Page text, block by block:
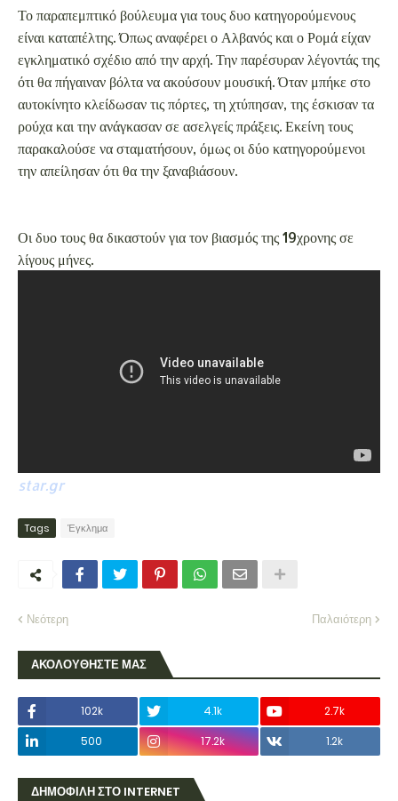
Το παραπεμπτικό βούλευμα για τους δυο κατηγορούμενους
είναι καταπέλτης. Όπως αναφέρει ο Αλβανός και ο Ρομά είχαν
εγκληματικό σχέδιο από την αρχή. Την παρέσυραν λέγοντάς της
ότι θα πήγαιναν βόλτα να ακούσουν μουσική. Όταν μπήκε στο
αυτοκίνητο κλείδωσαν τις πόρτες, τη χτύπησαν, της έσκισαν τα
ρούχα και την ανάγκασαν σε ασελγείς πράξεις. Εκείνη τους
παρακαλούσε να σταματήσουν, όμως οι δύο κατηγορούμενοι
την απείλησαν ότι θα την ξαναβιάσουν.
Οι δυο τους θα δικαστούν για τον βιασμός της 19χρονης σε
λίγους μήνες.
star.gr
Tags Έγκλημα
Νεότερη Παλαιότερη
ΑΚΟΛΟΥΘΗΣΤΕ ΜΑΣ
102k 4.1k
2.7k
500
17.2k 1.2k
ΔΗΜΟΦΙΛΗ ΣΤΟ INTERNET